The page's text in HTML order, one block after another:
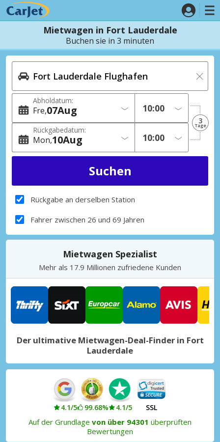
Mietwagen in Fort Lauderdale
Buchen sie in 3 minuten
Abholdatum:
Fre 07Aug
Rückgabedatum:
Mon 10Aug
3
Tage
Rückgabe an derselben Station
Fahrer zwischen 26 und 69 Jahren
Mietwagen Spezialist
Mehr als 17.9 Millionen zufriedene Kunden
Der ultimative Mietwagen-Deal-Finder in Fort
Lauderdale
4.1/5 99.68% 4.1/5 SSL
Auf der Grundlage von über 94301 überprüften
Bewertungen